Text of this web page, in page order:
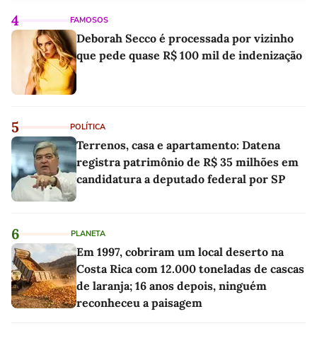
4 FAMOSOS
Deborah Secco é processada por vizinho
que pede quase R$ 100 mil de indenização
5 POLÍTICA
Terrenos, casa e apartamento: Datena
registra patrimônio de R$ 35 milhões em
candidatura a deputado federal por SP
6 PLANETA
Em 1997, cobriram um local deserto na
Costa Rica com 12.000 toneladas de cascas
de laranja; 16 anos depois, ninguém
reconheceu a paisagem